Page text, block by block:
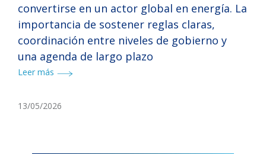
convertirse en un actor global en energía. La
importancia de sostener reglas claras,
coordinación entre niveles de gobierno y
una agenda de largo plazo
Leer más
13/05/2026